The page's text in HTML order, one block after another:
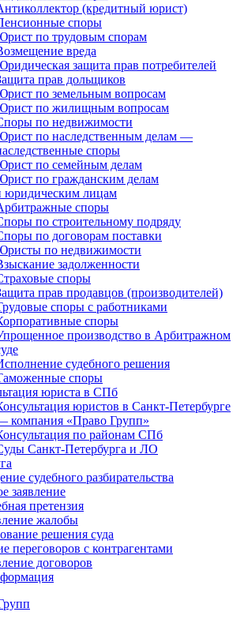
(кредитный юрист)
споры
по трудовым спорам
вреда
защита прав потребителей
прав дольщиков
по земельным вопросам
по жилищным вопросам
по недвижимости
по наследственным делам —
споры
по семейным делам
по гражданским делам
юридическим лицам
споры
по строительному подряду
по договорам поставки
по недвижимости
задолженности
споры
прав продавцов (производителей)
споры с работниками
споры
производство в Арбитражном
судебного решения
споры
юриста в СПб
юристов в Санкт-Петербурге
компания «Право Групп»
по районам СПб
Санкт-Петербурга и ЛО
судебного разбирательства
заявление
претензия
жалобы
решения суда
переговоров с контрагентами
договоров